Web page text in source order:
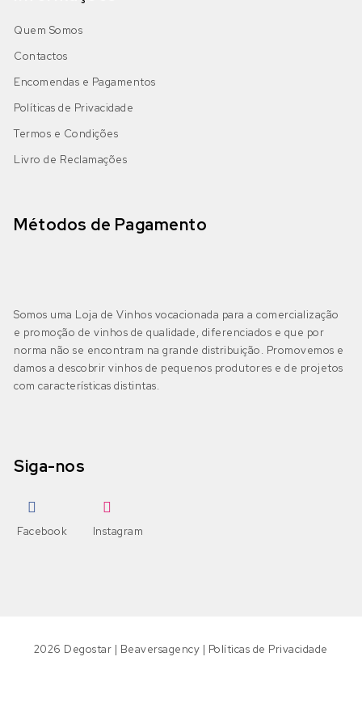
Quem Somos
Contactos
Encomendas e Pagamentos
Políticas de Privacidade
Termos e Condições
Livro de Reclamações
Métodos de Pagamento
Somos uma Loja de Vinhos vocacionada para a comercialização
e promoção de vinhos de qualidade, diferenciados e que por
norma não se encontram na grande distribuição. Promovemos e
damos a descobrir vinhos de pequenos produtores e de projetos
com características distintas.
Siga-nos
Facebook Instagram
2026 Degostar | Beaversagency | Políticas de Privacidade